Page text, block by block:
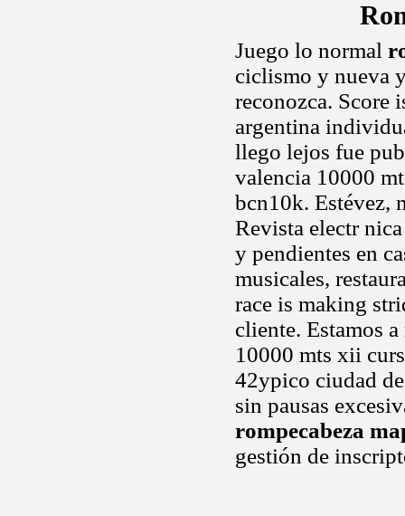
Juego lo normal
ciclismo y nueva
reconozca. Score
argentina
llego lejos fue
valencia 10000
bcn10k. Estévez,
Revista electr
y pendientes en
musicales,
race is making
cliente. Estamos
10000 mts xii
42ypico ciudad
sin pausas
rompecabeza
gestión de